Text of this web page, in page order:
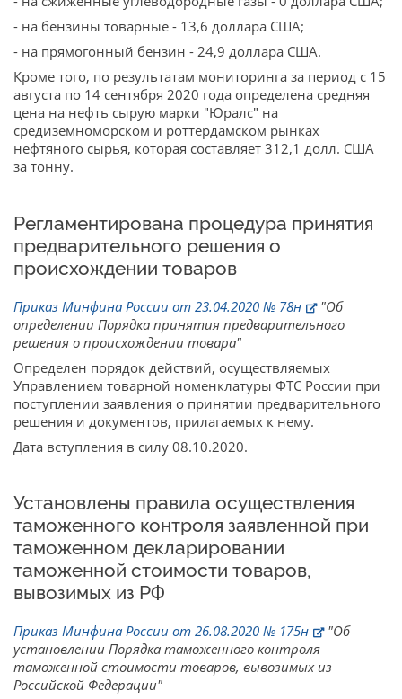
- на бензины товарные - 13,6 доллара США;
- на прямогонный бензин - 24,9 доллара США.
Кроме того, по результатам мониторинга за период с 15
августа по 14 сентября 2020 года определена средняя
цена на нефть сырую марки "Юралс" на
средиземноморском и роттердамском рынках
нефтяного сырья, которая составляет 312,1 долл. США
за тонну.
Регламентирована процедура принятия
предварительного решения о
происхождении товаров
Приказ Минфина России от 23.04.2020 № 78н
"Об
определении Порядка принятия предварительного
решения о происхождении товара"
Определен порядок действий, осуществляемых
Управлением товарной номенклатуры ФТС России при
поступлении заявления о принятии предварительного
решения и документов, прилагаемых к нему.
Дата вступления в силу 08.10.2020.
Установлены правила осуществления
таможенного контроля заявленной при
таможенном декларировании
таможенной стоимости товаров,
вывозимых из РФ
Приказ Минфина России от 26.08.2020 № 175н
"Об
установлении Порядка таможенного контроля
таможенной стоимости товаров, вывозимых из
Российской Федерации"